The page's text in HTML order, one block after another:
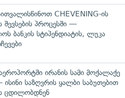
CHEVENING-ის
შევსების პროცესში —
ბანკის სტიპენდიატის, ლუკა
ირანის სამი მოქალაქე
ისინი საზღვრის ყალბი საბუთებით
ცდილობდნენ